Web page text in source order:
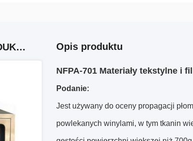
ZAŁĄCZONE PRODUKTY Opis produktu
NFPA-701 Materiały tekstylne i
Podanie:
Jest używany do oceny propagacji
powlekanych winylami, w tym tkanin